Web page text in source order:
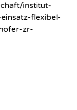
institut-
flexibel-
zr-